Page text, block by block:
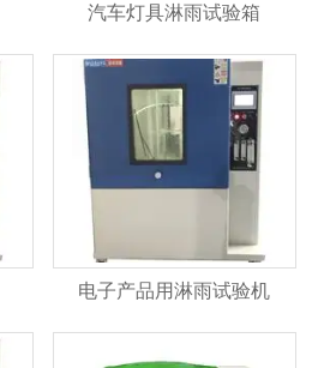
汽车灯具淋雨试验箱
电子产品用淋雨试验机